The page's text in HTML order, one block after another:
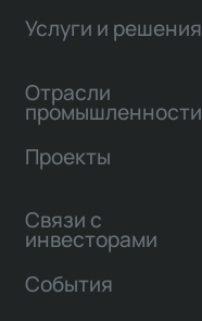
Услуги и решения
Отрасли
промышленности
Проекты
Связи с
инвесторами
События